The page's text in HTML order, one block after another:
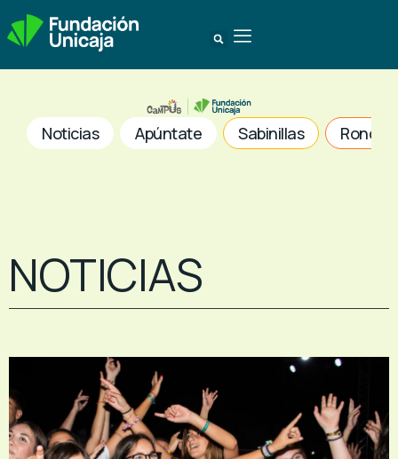
Noticias Apúntate Sabinillas Ronda
NOTICIAS